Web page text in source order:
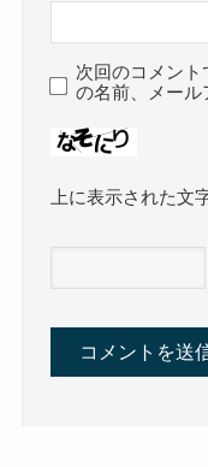
次回のコメン
の名前、メール
上に表示された文